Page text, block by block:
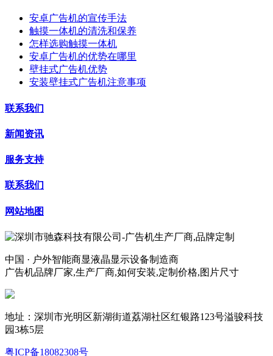
安卓广告机的宣传手法
触摸一体机的清洗和保养
怎样选购触摸一体机
安卓广告机的优势在哪里
壁挂式广告机优势
安装壁挂式广告机注意事项
联系我们
新闻资讯
服务支持
联系我们
网站地图
中国 · 户外智能商显液晶显示设备制造商
广告机品牌厂家,生产厂商,如何安装,定制价格,图片尺寸
地址：深圳市光明区新湖街道荔湖社区红银路123号溢骏科技
园3栋5层
粤ICP备18082308号